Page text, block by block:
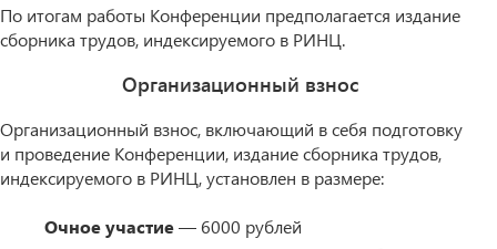
По итогам работы Конференции предполагается издание
сборника трудов, индексируемого в РИНЦ.
Организационный взнос
Организационный взнос, включающий в себя подготовку
и проведение Конференции, издание сборника трудов,
индексируемого в РИНЦ, установлен в размере:
Очное участие— 6000 рублей